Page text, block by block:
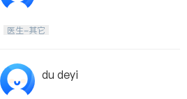
医生-其它
du deyi